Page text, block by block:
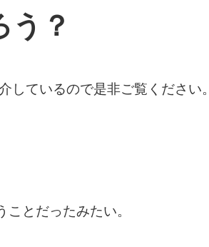
う？
しているので是非ご覧ください。
とだったみたい。